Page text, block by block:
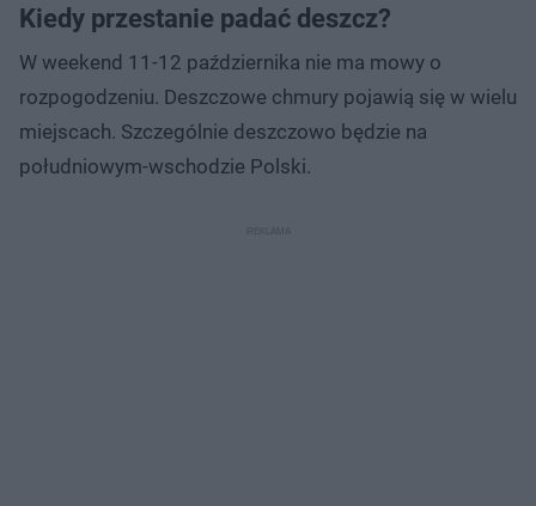
Kiedy przestanie padać deszcz?
W weekend 11-12 października nie ma mowy o
rozpogodzeniu. Deszczowe chmury pojawią się w wielu
miejscach. Szczególnie deszczowo będzie na
południowym-wschodzie Polski.